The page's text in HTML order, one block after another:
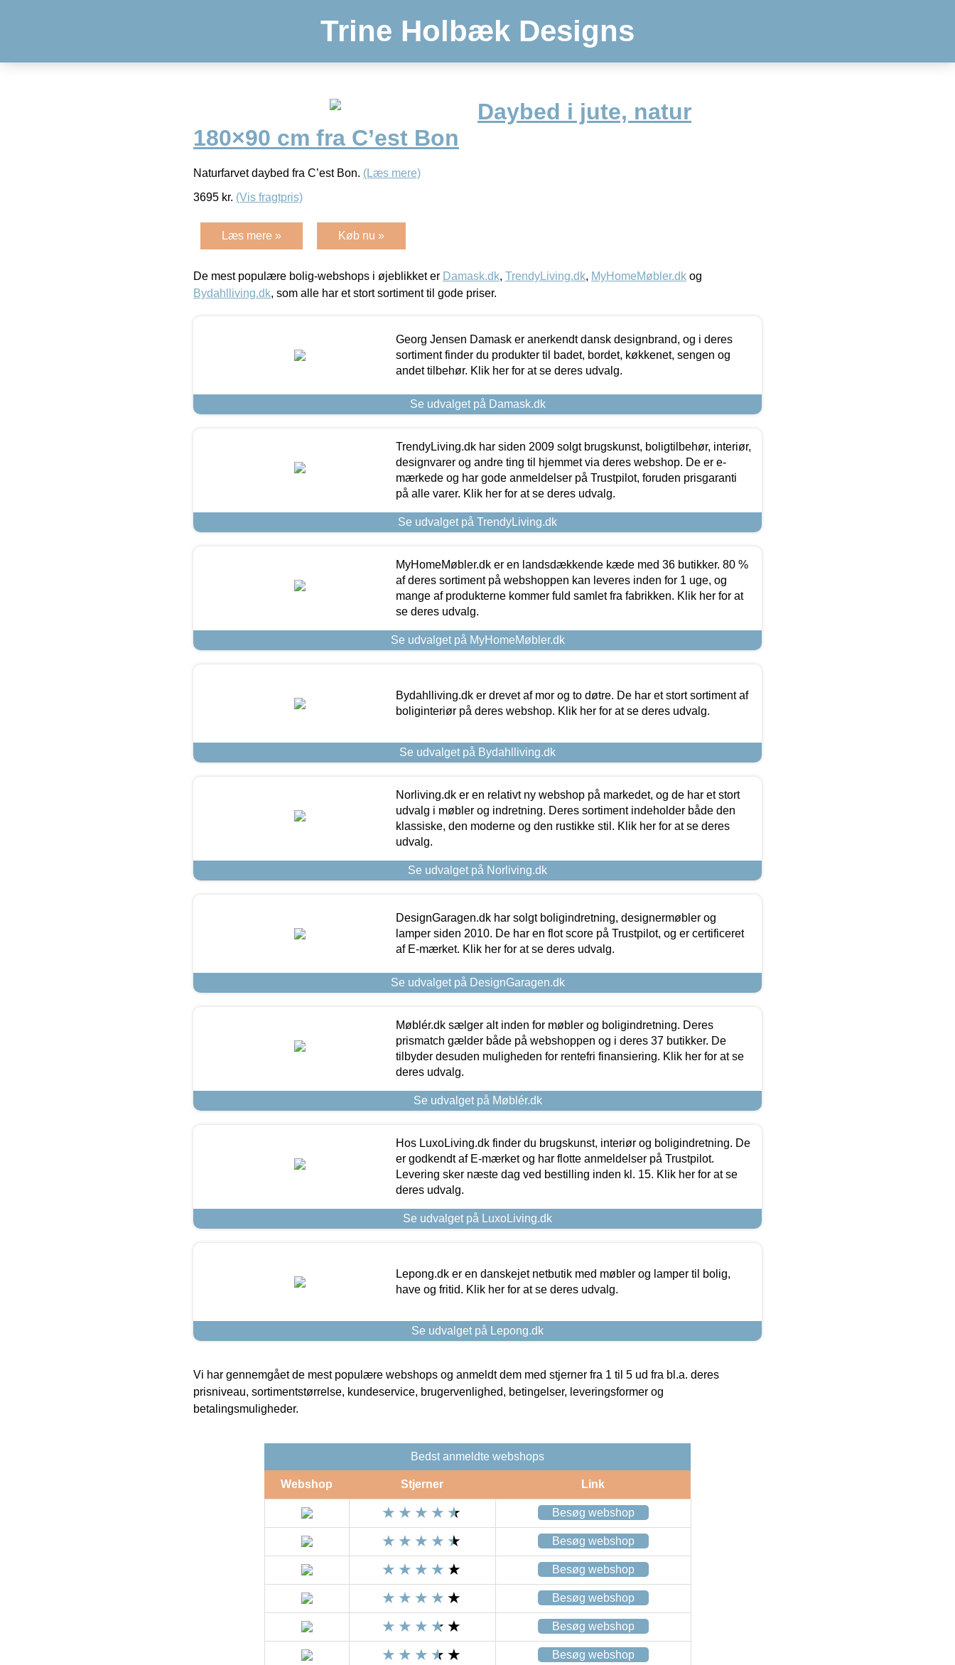
Trine Holbæk Designs
Daybed i jute, natur
180×90 cm fra C’est Bon
Naturfarvet daybed fra C’est Bon. (Læs mere)
3695 kr. (Vis fragtpris)
Læs mere » Køb nu »
De mest populære bolig-webshops i øjeblikket er Damask.dk, TrendyLiving.dk, MyHomeMøbler.dk og
Bydahlliving.dk, som alle har et stort sortiment til gode priser.
Georg Jensen Damask er anerkendt dansk designbrand, og i deres
sortiment finder du produkter til badet, bordet, køkkenet, sengen og
andet tilbehør. Klik her for at se deres udvalg.
Se udvalget på Damask.dk
TrendyLiving.dk har siden 2009 solgt brugskunst, boligtilbehør, interiør,
designvarer og andre ting til hjemmet via deres webshop. De er e-
mærkede og har gode anmeldelser på Trustpilot, foruden prisgaranti
på alle varer. Klik her for at se deres udvalg.
Se udvalget på TrendyLiving.dk
MyHomeMøbler.dk er en landsdækkende kæde med 36 butikker. 80 %
af deres sortiment på webshoppen kan leveres inden for 1 uge, og
mange af produkterne kommer fuld samlet fra fabrikken. Klik her for at
se deres udvalg.
Se udvalget på MyHomeMøbler.dk
Bydahlliving.dk er drevet af mor og to døtre. De har et stort sortiment af
boliginteriør på deres webshop. Klik her for at se deres udvalg.
Se udvalget på Bydahlliving.dk
Norliving.dk er en relativt ny webshop på markedet, og de har et stort
udvalg i møbler og indretning. Deres sortiment indeholder både den
klassiske, den moderne og den rustikke stil. Klik her for at se deres
udvalg.
Se udvalget på Norliving.dk
DesignGaragen.dk har solgt boligindretning, designermøbler og
lamper siden 2010. De har en flot score på Trustpilot, og er certificeret
af E-mærket. Klik her for at se deres udvalg.
Se udvalget på DesignGaragen.dk
Møblér.dk sælger alt inden for møbler og boligindretning. Deres
prismatch gælder både på webshoppen og i deres 37 butikker. De
tilbyder desuden muligheden for rentefri finansiering. Klik her for at se
deres udvalg.
Se udvalget på Møblér.dk
Hos LuxoLiving.dk finder du brugskunst, interiør og boligindretning. De
er godkendt af E-mærket og har flotte anmeldelser på Trustpilot.
Levering sker næste dag ved bestilling inden kl. 15. Klik her for at se
deres udvalg.
Se udvalget på LuxoLiving.dk
Lepong.dk er en danskejet netbutik med møbler og lamper til bolig,
have og fritid. Klik her for at se deres udvalg.
Se udvalget på Lepong.dk
Vi har gennemgået de mest populære webshops og anmeldt dem med stjerner fra 1 til 5 ud fra bl.a. deres
prisniveau, sortimentstørrelse, kundeservice, brugervenlighed, betingelser, leveringsformer og
betalingsmuligheder.
Bedst anmeldte webshops
Webshop Stjerner Link
Besøg webshop
Besøg webshop
Besøg webshop
Besøg webshop
Besøg webshop
Besøg webshop